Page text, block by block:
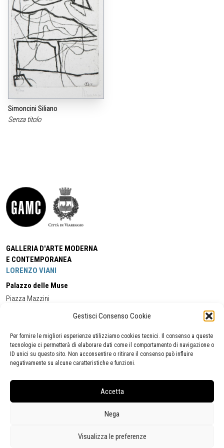
Gestisci Consenso Cookie
Per fornire le migliori esperienze utilizziamo cookies tecnici. Il consenso a queste
tecnologie ci permetterà di elaborare dati come il comportamento di navigazione o
ID unici su questo sito. Non acconsentire o ritirare il consenso può influire
negativamente su alcune caratteristiche e funzioni.
Accetta
Nega
Visualizza le preferenze
Simoncini Siliano
Senza titolo
GALLERIA D'ARTE MODERNA
E CONTEMPORANEA
LORENZO VIANI
Palazzo delle Muse
Piazza Mazzini
Cell:+39 338 5714978 (orario apertura Galleria)
Tel:
+39 0584 944580
(orario 09.00/13.00)
Email:gamc@comune.viareggio.lu.it
Segnalazione di inaccessibilità